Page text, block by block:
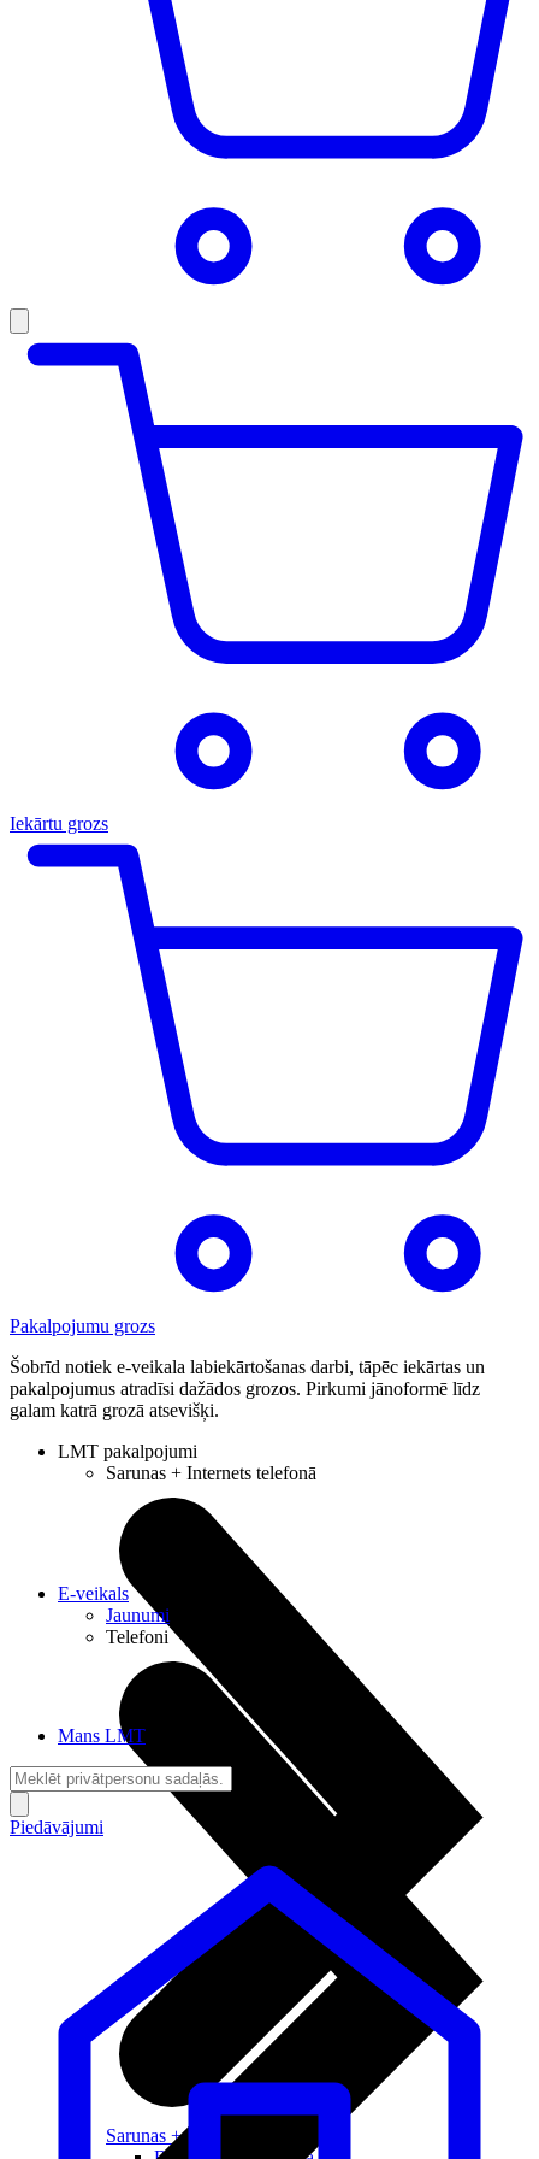
Iekārtu grozs
Pakalpojumu grozs
Šobrīd notiek e-veikala labiekārtošanas darbi, tāpēc iekārtas un
pakalpojumus atradīsi dažādos grozos. Pirkumi jānoformē līdz
galam katrā grozā atsevišķi.
LMT pakalpojumi
Sarunas + Internets telefonā
Sarunas + Internets
E-veikals
Jaunumi
Telefoni
Mans LMT
Piedāvājumi